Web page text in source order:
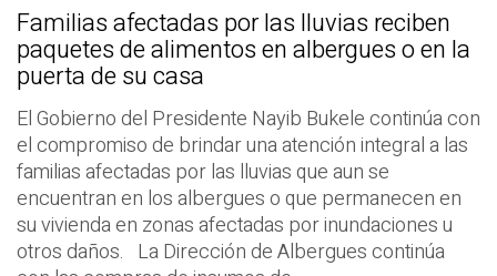
Familias afectadas por las lluvias reciben
paquetes de alimentos en albergues o en la
puerta de su casa
El Gobierno del Presidente Nayib Bukele continúa con
el compromiso de brindar una atención integral a las
familias afectadas por las lluvias que aun se
encuentran en los albergues o que permanecen en
su vivienda en zonas afectadas por inundaciones u
otros daños. La Dirección de Albergues continúa